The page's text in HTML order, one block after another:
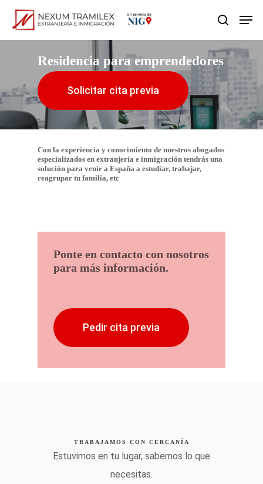
Skip
search
Residencia para emprendedores
Solicitar cita previa
Con la experiencia y conocimiento de nuestros abogados
especializados en extranjería e inmigración tendrás una
solución para venir a España a estudiar, trabajar,
reagrupar tu familia, etc
Ponte en contacto con nosotros
para más información.
Pedir cita previa
TRABAJAMOS CON CERCANÍA
Estuvimos en tu lugar, sabemos lo que
necesitas.